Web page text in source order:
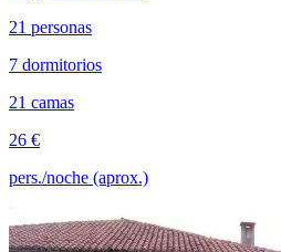
21 personas
7 dormitorios
21 camas
26 €
pers./noche (aprox.)